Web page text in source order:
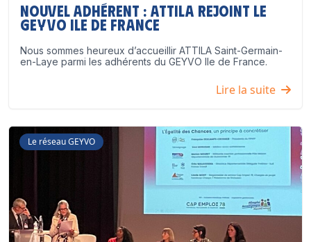
Nouvel adhérent : ATTILA rejoint le
GEYVO Ile de France
Nous sommes heureux d’accueillir ATTILA Saint-Germain-
en-Laye parmi les adhérents du GEYVO Ile de France.
Lire la suite
Le réseau GEYVO